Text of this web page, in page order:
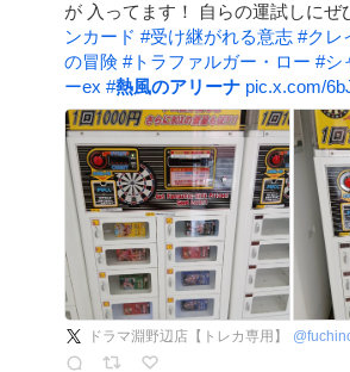
が 入ってます！ 自らの運試しにぜ
ンカード #受け継がれる意志 #クレ
の冒険 #トラファルガー・ロー #シ
ーex #熱風のアリーナ pic.x.com/
ドラマ淵野辺店【トレカ専用】 @